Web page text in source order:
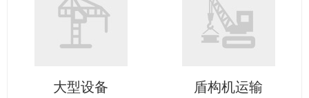
大型设备 盾构机运输